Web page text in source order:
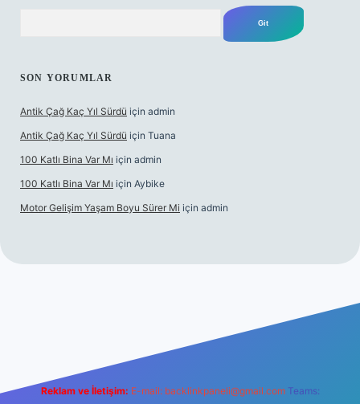
SON YORUMLAR
Antik Çağ Kaç Yıl Sürdü için admin
Antik Çağ Kaç Yıl Sürdü için Tuana
100 Katlı Bina Var Mı için admin
100 Katlı Bina Var Mı için Aybike
Motor Gelişim Yaşam Boyu Sürer Mi için admin
Reklam ve İletişim: E-mail: backlinkpaneli@gmail.com Teams: